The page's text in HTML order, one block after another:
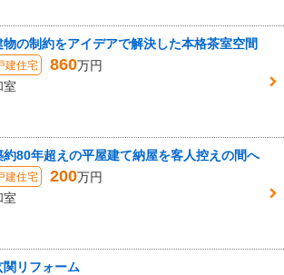
物の制約をアイデアで解決した本格茶室空間
建住宅 860万円
室
約80年超えの平屋建て納屋を客人控えの間へ
建住宅 200万円
室
関リフォーム